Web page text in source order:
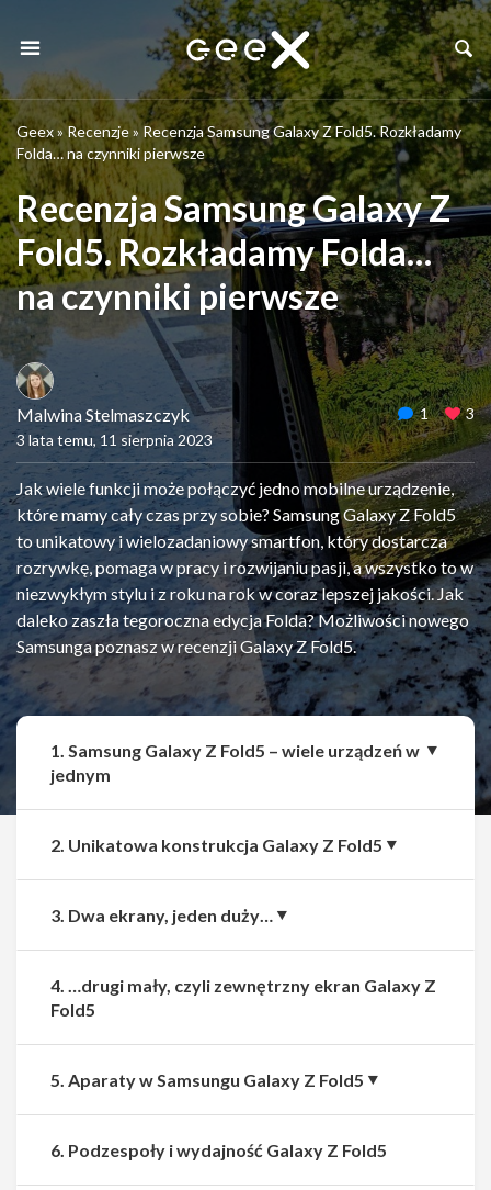
Geex»Recenzje»Recenzja Samsung Galaxy Z Fold5. Rozkładamy
Folda… na czynniki pierwsze
Recenzja Samsung Galaxy Z
Fold5. Rozkładamy Folda…
na czynniki pierwsze
Malwina Stelmaszczyk
3 lata temu, 11 sierpnia 2023
1 3
Jak wiele funkcji może połączyć jedno mobilne urządzenie,
które mamy cały czas przy sobie? Samsung Galaxy Z Fold5
to unikatowy i wielozadaniowy smartfon, który dostarcza
rozrywkę, pomaga w pracy i rozwijaniu pasji, a wszystko to w
niezwykłym stylu i z roku na rok w coraz lepszej jakości. Jak
daleko zaszła tegoroczna edycja Folda? Możliwości nowego
Samsunga poznasz w recenzji Galaxy Z Fold5.
1. Samsung Galaxy Z Fold5 – wiele urządzeń w
jednym
2. Unikatowa konstrukcja Galaxy Z Fold5
3. Dwa ekrany, jeden duży…
4. …drugi mały, czyli zewnętrzny ekran Galaxy Z
Fold5
5. Aparaty w Samsungu Galaxy Z Fold5
6. Podzespoły i wydajność Galaxy Z Fold5